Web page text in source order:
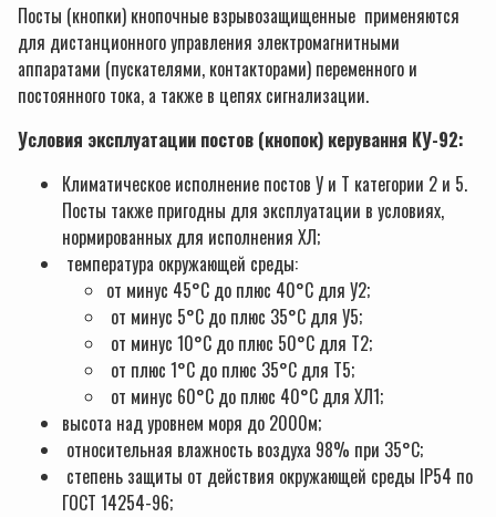
Посты (кнопки) кнопочные взрывозащищенные применяются
для дистанционного управления электромагнитными
аппаратами (пускателями, контакторами) переменного и
постоянного тока, а также в цепях сигнализации.
Условия эксплуатации постов (кнопок) керування КУ-92:
Климатическое исполнение постов У и Т категории 2 и 5.
Посты также пригодны для эксплуатации в условиях,
нормированных для исполнения ХЛ;
температура окружающей среды:
от минус 45°С до плюс 40°С для У2;
от минус 5°С до плюс 35°С для У5;
от минус 10°С до плюс 50°С для Т2;
от плюс 1°С до плюс 35°С для Т5;
от минус 60°С до плюс 40°С для ХЛ1;
высота над уровнем моря до 2000м;
относительная влажность воздуха 98% при 35°С;
степень защиты от действия окружающей среды IP54 по
ГОСТ 14254-96;